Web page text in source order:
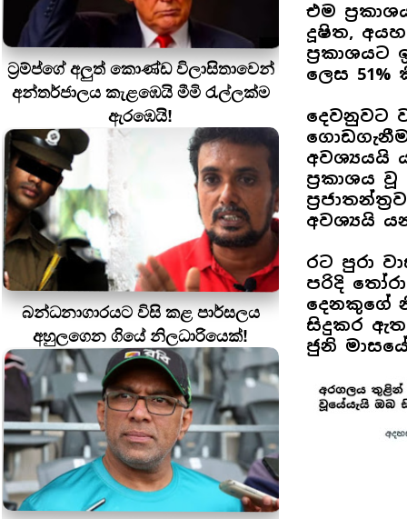
ට්‍රම්ප්ගේ අලුත් කොණ්ඩ විලාසිතාවෙන්
අන්තර්ජාලය කැළඹෙයි මීමි රැල්ලක්ම
ඇරඹෙයි!
බන්ධනාගාරයට විසි කළ පාර්සලය
අහුලගෙන ගියේ නිලධාරියෙක්!
එම
දූෂිත,
ලෙස 51%
දෙවනුවට
අවශ්‍යයයි
ප්‍රකාශය
අවශ්‍යයි
රට පුරා
පරිදි
දෙනකුගේ
සිදුකර
ජුනි